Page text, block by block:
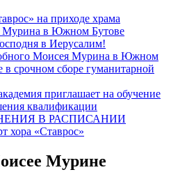
на приходе храма
Мурина в Южном Бутове
в Иерусалим!
Моисея Мурина в Южном
в срочном сборе гуманитарной
приглашает на обучение
квалификации
В РАСПИСАНИИ
хора «Ставрос»
Мурине